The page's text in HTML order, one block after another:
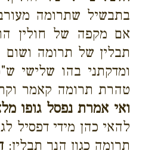
בתבשיל שתרומה
אם מקפה של חולין
תבלין של תרומה ושום
ומדקתני בהו שלישי
טהרת תרומה קאמר
ואי אמרת נפסל גופו
להאי כהן מידי דפסיל
תרומה כגון הנך תבלין: